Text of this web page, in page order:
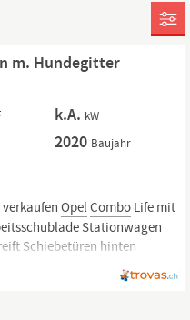
m. Hundegitter
k.A. kW
2020 Baujahr
verkaufen OpelCombo Life mit
Stationwagen
Schiebetüren hinten
Service 10.2023 kein
„Hündeler“-Auto (vergleichbar